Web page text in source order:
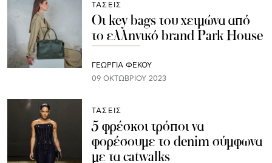
ΤΑΣΕΙΣ
Οι key bags του χειμώνα από
το ελληνικό brand Park House
ΓΕΩΡΓΙΑ ΦΕΚΟΥ
09 ΟΚΤΩΒΡΊΟΥ 2023
ΤΑΣΕΙΣ
5 φρέσκοι τρόποι να
φορέσουμε το denim σύμφωνα
με τα catwalks